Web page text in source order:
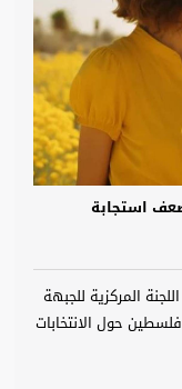
استجابة
المركزية للجبهة
حول الانتخابات